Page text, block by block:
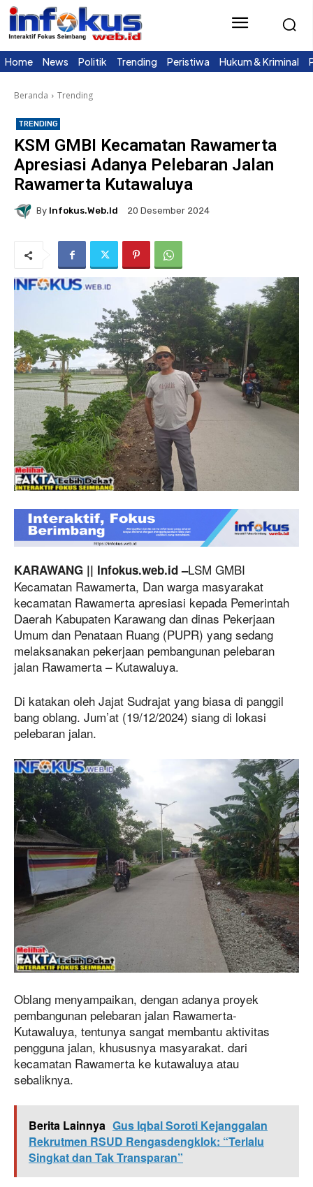
Home News Politik Trending Peristiwa Hukum & Kriminal
Beranda Trending
TRENDING
KSM GMBI Kecamatan Rawamerta
Apresiasi Adanya Pelebaran Jalan
Rawamerta Kutawaluya
By Infokus.web.id 20 Desember 2024
KARAWANG || Infokus.web.id –LSM GMBI
Kecamatan Rawamerta, Dan warga masyarakat
kecamatan Rawamerta apresiasi kepada Pemerintah
Daerah Kabupaten Karawang dan dinas Pekerjaan
Umum dan Penataan Ruang (PUPR) yang sedang
melaksanakan pekerjaan pembangunan pelebaran
jalan Rawamerta – Kutawaluya.
Di katakan oleh Jajat Sudrajat yang biasa di panggil
bang oblang. Jum’at (19/12/2024) siang di lokasi
pelebaran jalan.
Oblang menyampaikan, dengan adanya proyek
pembangunan pelebaran jalan Rawamerta-
Kutawaluya, tentunya sangat membantu aktivitas
pengguna jalan, khususnya masyarakat. dari
kecamatan Rawamerta ke kutawaluya atau
sebaliknya.
Berita Lainnya Gus Iqbal Soroti Kejanggalan
Rekrutmen RSUD Rengasdengklok: “Terlalu
Singkat dan Tak Transparan”